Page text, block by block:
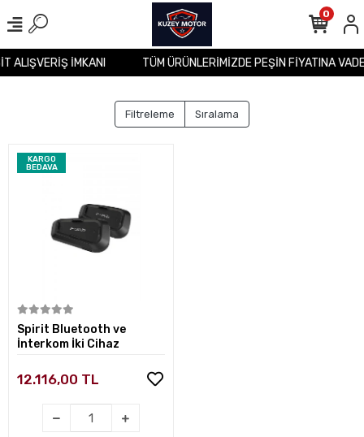
ALIŞVERİŞ İMKANI TÜM ÜRÜNLERİMİZDE PEŞİN FİYATINA
0
Filtreleme Sıralama
KARGO
BEDAVA
Sepete Ekle
Spirit Bluetooth ve
İnterkom İki Cihaz
12.116,00 TL